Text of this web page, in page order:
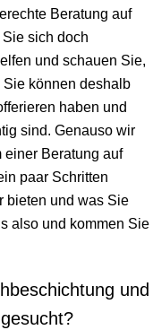
Beratung auf
sich doch
und schauen Sie,
können deshalb
haben und
sind. Genauso wir
einer Beratung auf
paar Schritten
bieten und was Sie
also und kommen Sie
und